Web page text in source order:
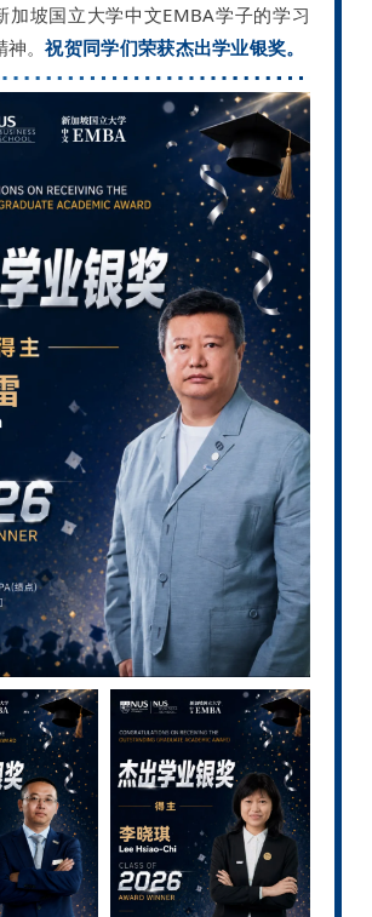
加坡国立大学中文EMBA学子的学习
神。祝贺同学们荣获杰出学业银奖。